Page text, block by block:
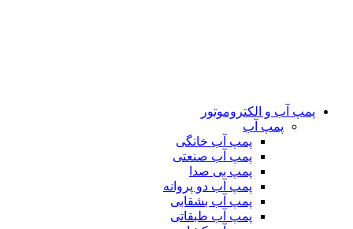
پمپ آب و الکتروموتور
پمپ آب
پمپ آب خانگی
پمپ آب صنعتی
پمپ بی صدا
پمپ آب دو پروانه
پمپ آب بشقابی
پمپ آب طبقاتی